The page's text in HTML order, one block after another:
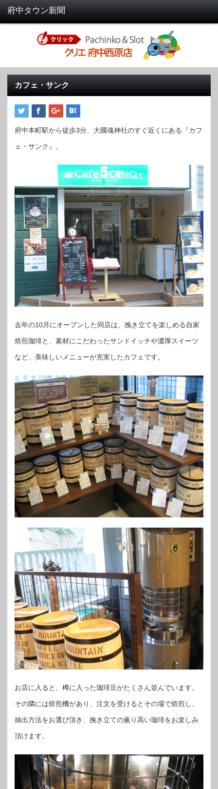
カフェ・サンク
府中本町駅から徒歩3分、大國魂神社のすぐ近くにある『カフ
ェ・サンク』。
去年の10月にオープンした同店は、挽き立てを楽しめる自家
焙煎珈琲と、素材にこだわったサンドイッチや濃厚スイーツ
など、美味しいメニューが充実したカフェです。
お店に入ると、樽に入った珈琲豆がたくさん並んでいます。
その隣には焙煎機があり、注文を受けるとその場で焙煎し、
抽出方法をお選び頂き、挽き立ての薫り高い珈琲をお楽しみ
頂けます。